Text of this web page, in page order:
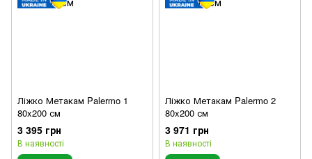
Ліжко Метакам Palermo 1
80x200 см
3 395 грн
В наявності
Ліжко Метакам Palermo 2
80x200 см
3 971 грн
В наявності